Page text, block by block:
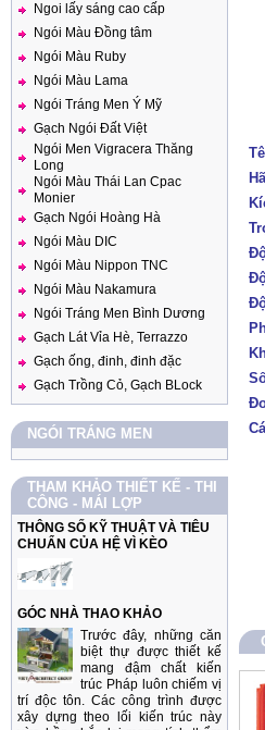
Ngoi lấy sáng cao cấp
Ngói Màu Đồng tâm
Ngói Màu Ruby
Ngói Màu Lama
Ngói Tráng Men Ý Mỹ
Gạch Ngói Đất Việt
Ngói Men Vigracera Thăng
Long
Ngói Màu Thái Lan Cpac
Monier
Gạch Ngói Hoàng Hà
Ngói Màu DIC
Ngói Màu Nippon TNC
Ngói Màu Nakamura
Ngói Tráng Men Bình Dương
Gạch Lát Vỉa Hè, Terrazzo
Gạch ống, đinh, đinh đặc
Gạch Trồng Cỏ, Gạch BLock
NGÓI TRÁNG MEN
THAM KHẢO THIẾT KẾ - THI
CÔNG - MÁI LỢP
THÔNG SỐ KỸ THUẬT VÀ TIÊU
CHUẨN CỦA HỆ VÌ KÈO
GÓC NHÀ THAO KHẢO
Trước đây, những căn
biệt thự được thiết kế
mang đậm chất kiến
trúc Pháp luôn chiếm vị
trí độc tôn. Các công trình được
xây dựng theo lối kiến trúc này